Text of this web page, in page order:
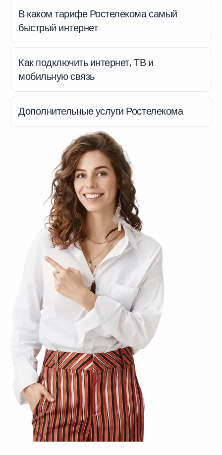
В каком тарифе Ростелекома самый
быстрый интернет
Как подключить интернет, ТВ и
мобильную связь
Дополнительные услуги Ростелекома